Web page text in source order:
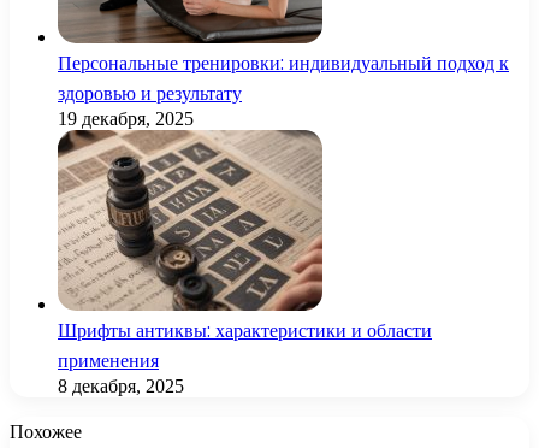
Персональные тренировки: индивидуальный подход к
здоровью и результату
19 декабря, 2025
Шрифты антиквы: характеристики и области
применения
8 декабря, 2025
Похожее